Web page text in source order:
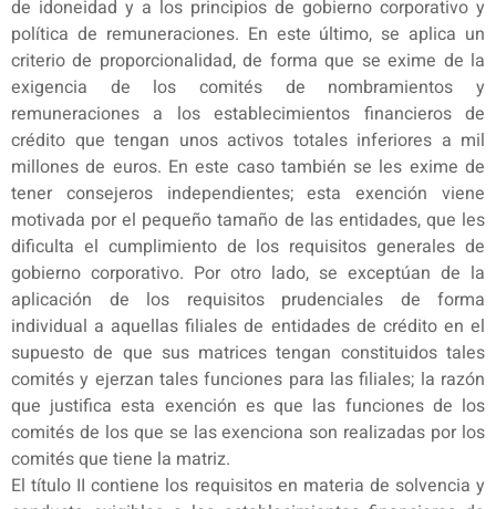
de idoneidad y a los principios de gobierno corporativo y
política de remuneraciones. En este último, se aplica un
criterio de proporcionalidad, de forma que se exime de la
exigencia de los comités de nombramientos y
remuneraciones a los establecimientos financieros de
crédito que tengan unos activos totales inferiores a mil
millones de euros. En este caso también se les exime de
tener consejeros independientes; esta exención viene
motivada por el pequeño tamaño de las entidades, que les
dificulta el cumplimiento de los requisitos generales de
gobierno corporativo. Por otro lado, se exceptúan de la
aplicación de los requisitos prudenciales de forma
individual a aquellas filiales de entidades de crédito en el
supuesto de que sus matrices tengan constituidos tales
comités y ejerzan tales funciones para las filiales; la razón
que justifica esta exención es que las funciones de los
comités de los que se las exenciona son realizadas por los
comités que tiene la matriz.
El título II contiene los requisitos en materia de solvencia y